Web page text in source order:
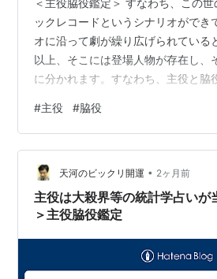
＜主役脇役鑑定＞ すなわち、この
ックレコードというシナリオができ
オに沿って劇が繰り広げられている
以上、そこには登場人物が存在し、
に分かれます。すなわち、主役と脇
存在で新聞に出るような人で、波乱
小説の主人公と一緒です。死にそう
という特徴が有ります。よく偶然飛
その飛行機が墜落して助かったと言
そういう人は主役です。また、「有
墜落しにくい」という噂が有ります
#主役 #脇役
天河のビックリ開運 • 2ヶ月前
主役は大殺界等の統計学占いが
＞主役脇役鑑定